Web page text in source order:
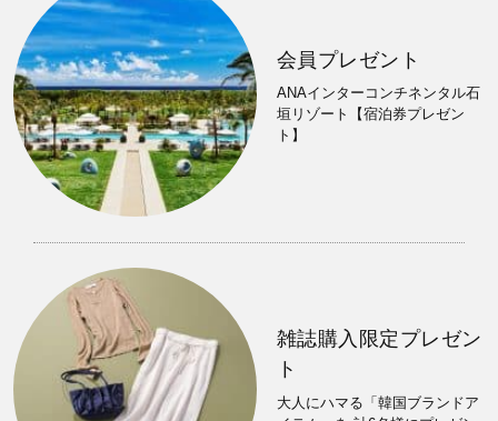
会員プレゼント
ANAインターコンチネンタル石
垣リゾート【宿泊券プレゼン
ト】
雑誌購入限定プレゼン
ト
大人にハマる「韓国ブランドア